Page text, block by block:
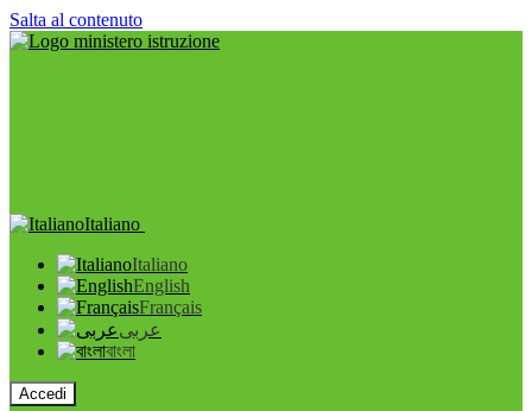
Salta al contenuto
Italiano
Italiano
English
Français
عربى
বাংলা
Accedi